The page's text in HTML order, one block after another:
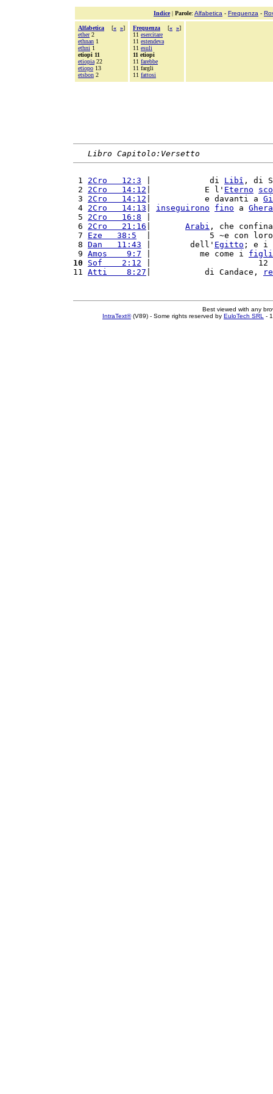
Indice| Parole: Alfabetica - Frequenza -
Alfabetica [« »]
ether2
ethnan 1
ethni 1
etiopi 11
etiopia 22
etiopo 13
etsbon 2
Frequenza [« »]
11 esercitare
11 estendeva
11 esuli
11 etiopi
11 farebbe
11 fargli
11 fattosi
Libro Capitolo:Versetto
1 2Cro   12:3 |            di Libî , di
2 2Cro   14:12 |           E l' Eterno
3 2Cro   14:12 |           e davanti a
4 2Cro   14:13 inseguirono fino a
5 2Cro   16:8
6 2Cro   21:16 Arabi , che
7 Eze   38:5
|            5 ~e con
8 Dan   11:43 |        dell' Egitto ; e i
9 Amos    9:7 |          me come i
10
Sof    2:12 |                      12
11 Atti    8:27 |           di Candace,
Best viewed with any
IntraText®(V89) - Some rights reserved by EuloTech SRL -